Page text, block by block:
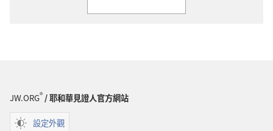
JW.ORG® / 耶和華見證人官方網站
設定外觀